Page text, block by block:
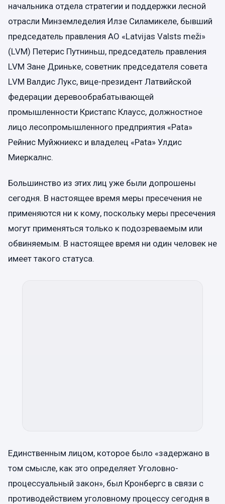
начальника отдела стратегии и поддержки лесной
отрасли Минземледелия Илзе Силамикеле, бывший
председатель правления АО «Latvijas Valsts meži»
(LVM) Петерис Путниньш, председатель правления
LVM Зане Дриньке, советник председателя совета
LVM Валдис Лукс, вице-президент Латвийской
федерации деревообрабатывающей
промышленности Кристапс Клаусс, должностное
лицо лесопромышленного предприятия «Pata»
Рейнис Муйжниекс и владелец «Pata» Улдис
Миеркалнс.
Большинство из этих лиц уже были допрошены
сегодня. В настоящее время меры пресечения не
применяются ни к кому, поскольку меры пресечения
могут применяться только к подозреваемым или
обвиняемым. В настоящее время ни один человек не
имеет такого статуса.
Единственным лицом, которое было «задержано в
том смысле, как это определяет Уголовно-
процессуальный закон», был Кронбергс в связи с
противодействием уголовному процессу сегодня в